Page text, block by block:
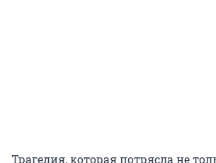
Трагедия, которая потрясла не